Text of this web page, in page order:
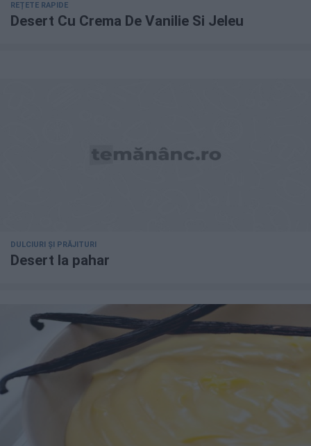
REȚETE RAPIDE
Desert Cu Crema De Vanilie Si Jeleu
DULCIURI ȘI PRĂJITURI
Desert la pahar